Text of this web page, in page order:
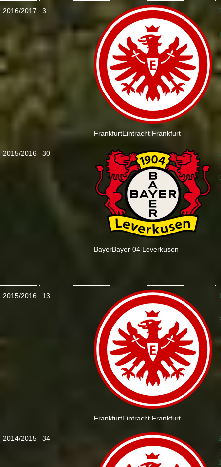
2016/2017 3
FrankfurtEintracht Frankfurt
:
2015/2016 30
BayerBayer 04 Leverkusen
:
2015/2016 13
FrankfurtEintracht Frankfurt
:
2014/2015 34
: